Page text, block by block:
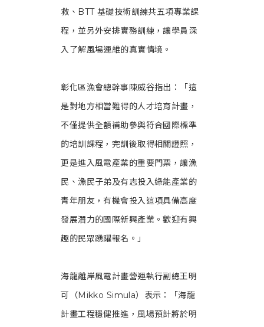
救、BTT 基礎技術訓練共五項專業課
程，並另外安排實務訓練，讓學員深
入了解風場運維的真實情境。
彰化區漁會總幹事陳威谷指出：「這
是對地方相當難得的人才培育計畫，
不僅提供全額補助參與符合國際標準
的培訓課程，完訓後取得相關證照，
更是進入風電產業的重要門票，讓漁
民、漁民子弟及有志投入綠能產業的
青年朋友，有機會投入這項具備高度
發展潛力的國際新興產業。歡迎有興
趣的民眾踴躍報名。」
海龍離岸風電計畫營運執行副總王明
可（Mikko Simula）表示：「海龍
計畫工程穩健推進，風場預計將於明